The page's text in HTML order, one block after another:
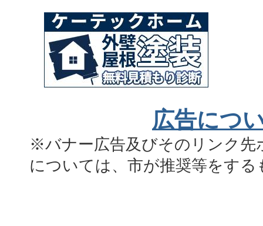
広告につ
※バナー広告及びそのリンク先
については、市が推奨等をす